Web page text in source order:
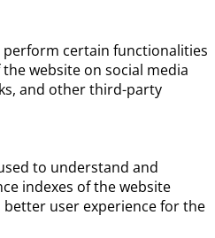
certain functionalities
website on social media
and other third-party
to understand and
indexes of the website
user experience for the